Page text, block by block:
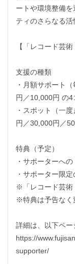
ートや環境整備
ティのさらなる活
【「レコード芸
支援の種類
・月額サポート
円／10,000円 の4
・スポット（一
円／30,000円／
特典（予定）
・サポーターへ
・サポーター限
※「レコード芸術
※特典は予告なく
詳細は、以下ペー
https://
supporter/